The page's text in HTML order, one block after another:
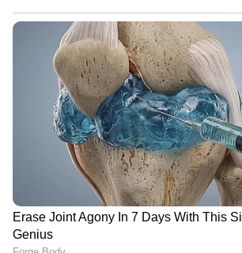
ഇവിടുത്തെ 57.1 ശതമാനം
ഇതിനിടെയാണ് മേഖലയിലെ
സാഹചര്യം കൂടുതൽ
നൂറിലധികം പ്രതിഷേധക്കാർ
600-ലധികം പ്രവർത്തകർ
മനുഷ്യാവകാശ പ്രവർത്തകർ